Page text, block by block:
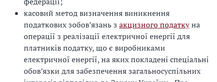
касовий метод визначення виникнення
податкових зобов’язань з акцизного податкуна
операції з реалізації електричної енергії для
платників податку, що є виробниками
електричної енергії, на яких покладені спеціальні
обов’язки для забезпечення загальносуспільних